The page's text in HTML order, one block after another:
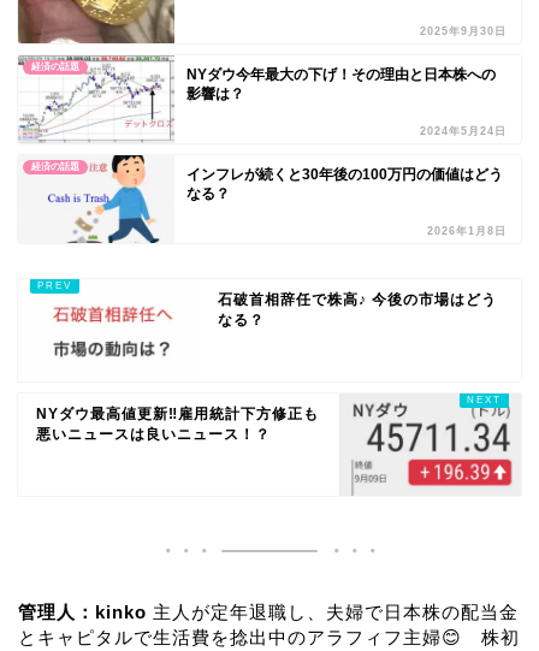
2025年9月30日
経済の話題
NYダウ今年最大の下げ！その理由と日本株への
影響は？
2024年5月24日
経済の話題
インフレが続くと30年後の100万円の価値はどう
なる？
2026年1月8日
石破首相辞任で株高♪ 今後の市場はどう
なる？
NYダウ最高値更新‼️雇用統計下方修正も
悪いニュースは良いニュース！？
管理人：kinko 主人が定年退職し、夫婦で日本株の配当金
とキャピタルで生活費を捻出中のアラフィフ主婦😊 株初